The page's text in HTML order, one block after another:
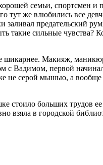
семьи, спортсмен и
же влюбились все
предательский
такие сильные
шикарнее. Макияж,
с Вадимом, первой
не серой мышью, а
больших трудов
взяла в городской